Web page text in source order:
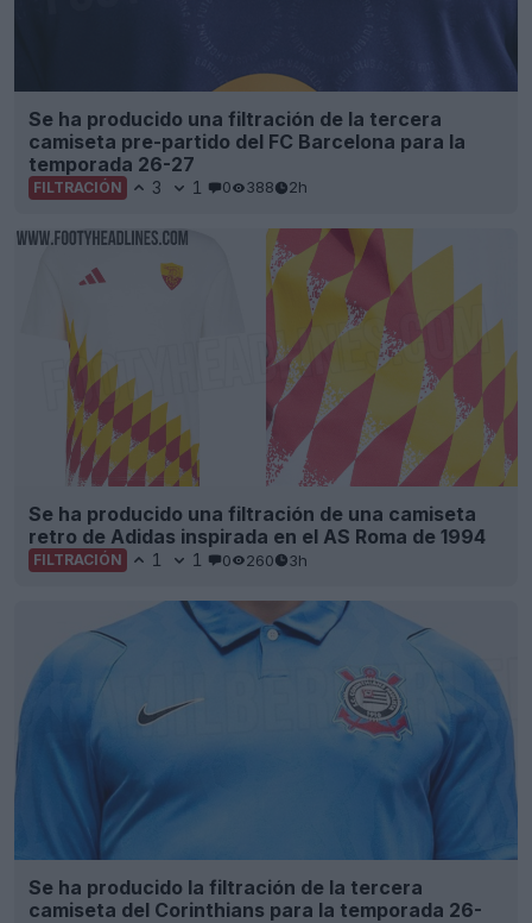
Se ha producido una filtración de la tercera
camiseta pre-partido del FC Barcelona para la
temporada 26-27
FILTRACIÓN 3 1 0 388 2h
Se ha producido una filtración de una camiseta
retro de Adidas inspirada en el AS Roma de 1994
FILTRACIÓN 1 1 0 260 3h
Se ha producido la filtración de la tercera
camiseta del Corinthians para la temporada 26-